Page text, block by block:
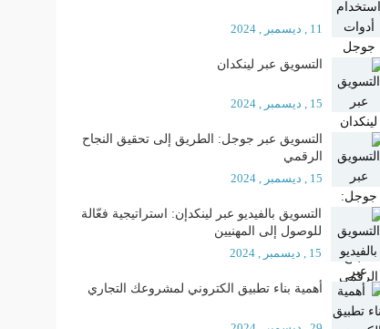
11 , ديسمبر , 2024
التسويق عبر لينكدان
15 , ديسمبر , 2024
التسويق عبر جوجل: الطريق إلى تحقيق النجاح
الرقمي
15 , ديسمبر , 2024
التسويق بالفيديو عبر لينكدإن: استراتيجية فعّالة
للوصول إلى المهنيين
15 , ديسمبر , 2024
أهمية بناء تطبيق الكتروني لمشروعك التجاري